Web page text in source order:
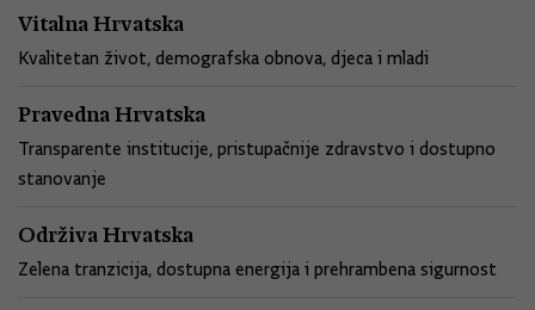
Vitalna Hrvatska
Kvalitetan život, demografska obnova, djeca i mladi
Pravedna Hrvatska
Transparente institucije, pristupačnije zdravstvo i dostupno
stanovanje
Održiva Hrvatska
Zelena tranzicija, dostupna energija i prehrambena sigurnost